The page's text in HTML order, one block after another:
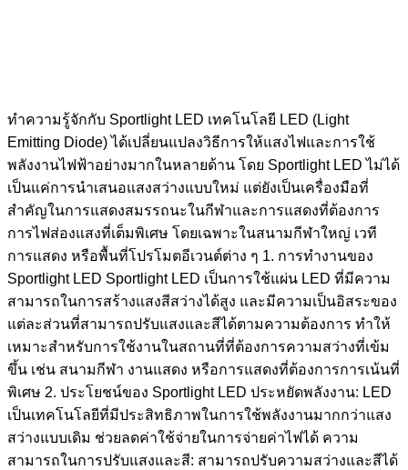
ทำความรู้จักกับ Sportlight LED เทคโนโลยี LED (Light
Emitting Diode) ได้เปลี่ยนแปลงวิธีการให้แสงไฟและการใช้
พลังงานไฟฟ้าอย่างมากในหลายด้าน โดย Sportlight LED ไม่ได้
เป็นแค่การนำเสนอแสงสว่างแบบใหม่ แต่ยังเป็นเครื่องมือที่
สำคัญในการแสดงสมรรถนะในกีฬาและการแสดงที่ต้องการ
การไฟส่องแสงที่เต็มพิเศษ โดยเฉพาะในสนามกีฬาใหญ่ เวที
การแสดง หรือพื้นที่โปรโมตอีเวนต์ต่าง ๆ 1. การทำงานของ
Sportlight LED Sportlight LED เป็นการใช้แผ่น LED ที่มีความ
สามารถในการสร้างแสงสีสว่างได้สูง และมีความเป็นอิสระของ
แต่ละส่วนที่สามารถปรับแสงและสีได้ตามความต้องการ ทำให้
เหมาะสำหรับการใช้งานในสถานที่ที่ต้องการความสว่างที่เข้ม
ขึ้น เช่น สนามกีฬา งานแสดง หรือการแสดงที่ต้องการการเน้นที่
พิเศษ 2. ประโยชน์ของ Sportlight LED ประหยัดพลังงาน: LED
เป็นเทคโนโลยีที่มีประสิทธิภาพในการใช้พลังงานมากกว่าแสง
สว่างแบบเดิม ช่วยลดค่าใช้จ่ายในการจ่ายค่าไฟได้ ความ
สามารถในการปรับแสงและสี: สามารถปรับความสว่างและสีได้